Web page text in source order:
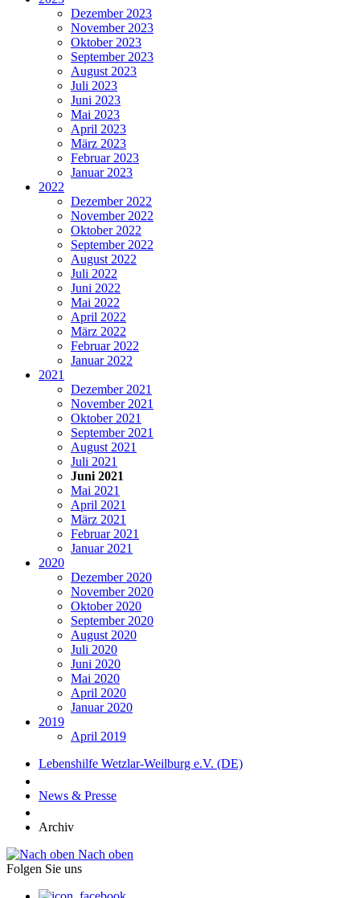
Dezember 2023
November 2023
Oktober 2023
September 2023
August 2023
Juli 2023
Juni 2023
Mai 2023
April 2023
März 2023
Februar 2023
Januar 2023
2022
Dezember 2022
November 2022
Oktober 2022
September 2022
August 2022
Juli 2022
Juni 2022
Mai 2022
April 2022
März 2022
Februar 2022
Januar 2022
2021
Dezember 2021
November 2021
Oktober 2021
September 2021
August 2021
Juli 2021
Juni 2021
Mai 2021
April 2021
März 2021
Februar 2021
Januar 2021
2020
Dezember 2020
November 2020
Oktober 2020
September 2020
August 2020
Juli 2020
Juni 2020
Mai 2020
April 2020
Januar 2020
2019
April 2019
Lebenshilfe Wetzlar-Weilburg e.V. (DE)
News & Presse
Archiv
Nach oben
Folgen Sie uns